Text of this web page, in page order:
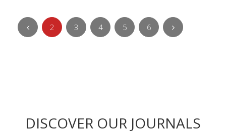
2 3 4 5 6
DISCOVER OUR JOURNALS